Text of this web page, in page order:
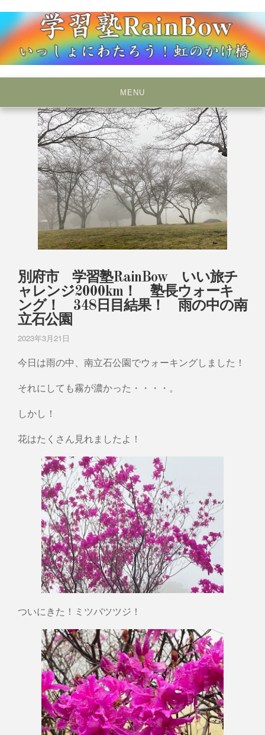
to
content
学習塾RainBow
MENU
別府市 学習塾RainBow いい旅チ
ャレンジ2000km！ 塾長ウォーキ
ング！ 348日目結果！ 雨の中の南
立石公園
2023年3月21日
今日は雨の中、南立石公園でウォーキングしました！
それにしても霧が濃かった・・・・。
しかし！
花はたくさん見れましたよ！
ついにきた！ミツバツツジ！